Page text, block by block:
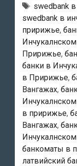
в
Тэги
swedbank
swedbank в
пририжье,
Пририжье,
банки в
в Пририжье,
Вангажах,
в пририжье,
Вангажах,
банкоматы в
латвийский